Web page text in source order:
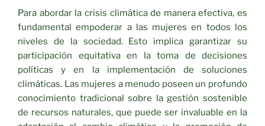
Para abordar la crisis climática de manera efectiva, es
fundamental empoderar a las mujeres en todos los
niveles de la sociedad. Esto implica garantizar su
participación equitativa en la toma de decisiones
políticas y en la implementación de soluciones
climáticas. Las mujeres a menudo poseen un profundo
conocimiento tradicional sobre la gestión sostenible
de recursos naturales, que puede ser invaluable en la